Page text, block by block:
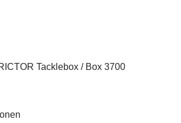
Tacklebox / Box 3700